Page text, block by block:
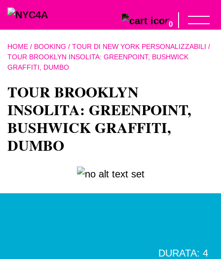
0
HOME / BOOKING / TOUR DI NEW YORK PERSONALIZZABILI /
TOUR BROOKLYN INSOLITA: GREENPOINT, BUSHWICK
GRAFFITI, DUMBO
TOUR BROOKLYN
INSOLITA: GREENPOINT,
BUSHWICK GRAFFITI,
DUMBO
DURATA: 4